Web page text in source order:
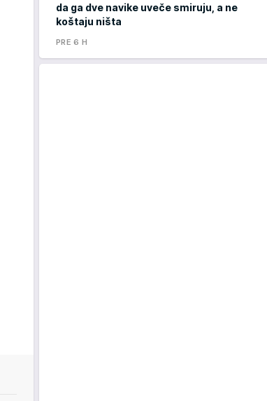
da ga dve navike uveče smiruju, a ne
koštaju ništa
PRE 6 H